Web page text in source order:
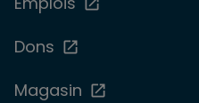
Dons
Magasin